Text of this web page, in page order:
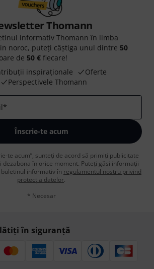
Thomann
informativ Thomann în limba
noroc, puteți câștiga unul dintre 50
de 50 € fiecare!
inspiraționale
Oferte
Perspectivele Thomann
*
Înscrie-te acum
te acum”, sunteți de acord să primiți publicitate
dezabona în orice moment. Puteți găsi informații
informativ în regulamentul nostru privind
protecția datelor.
* Necesar
în siguranță